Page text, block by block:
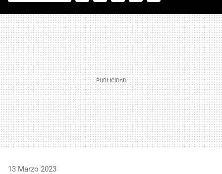
MAIL
13 Marzo 2023